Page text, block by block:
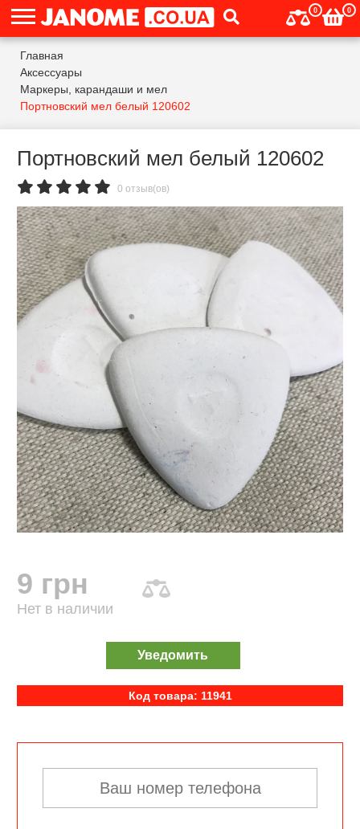
0 0
Главная
Аксессуары
Маркеры, карандаши и мел
Портновский мел белый 120602
Портновский мел белый 120602
0 отзыв(ов)
9 грн
Нет в наличии
Уведомить
Код товара: 11941